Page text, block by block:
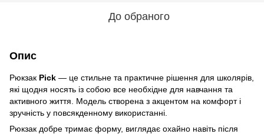
До обраного
Опис
Рюкзак Pick — це стильне та практичне рішення для школярів,
які щодня носять із собою все необхідне для навчання та
активного життя. Модель створена з акцентом на комфорт і
зручність у повсякденному використанні.
Рюкзак добре тримає форму, виглядає охайно навіть після